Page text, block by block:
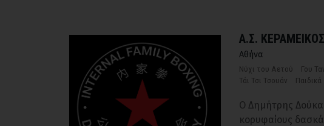
Α.Σ. ΚΕΡΑΜΕΙΚΟΣ
Αθήνα
Νύχι του Αετού Γου
Τάι Τσι Τσουάν
Ο Δημήτρης
κορυφαίους